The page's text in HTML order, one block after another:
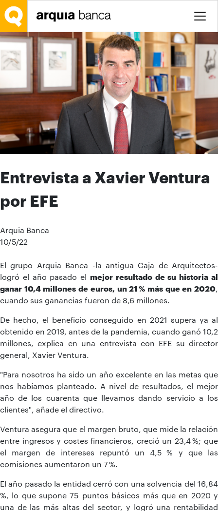
Saltar al contenido principal
Entrevista a Xavier Ventura
por EFE
Arquia Banca
10/5/22
El grupo Arquia Banca -la antigua Caja de Arquitectos-
logró el año pasado el mejor resultado de su historia al
ganar 10,4 millones de euros, un 21 % más que en 2020
cuando sus ganancias fueron de 8,6 millones.
De hecho, el beneficio conseguido en 2021 supera ya al
obtenido en 2019, antes de la pandemia, cuando ganó 10,2
millones, explica en una entrevista con EFE su director
general, Xavier Ventura.
"Para nosotros ha sido un año excelente en las metas que
nos habíamos planteado. A nivel de resultados, el mejor
año de los cuarenta que llevamos dando servicio a los
clientes", añade el directivo.
Ventura asegura que el margen bruto, que mide la relación
entre ingresos y costes financieros, creció un 23,4 %; que
el margen de intereses repuntó un 4,5 % y que las
comisiones aumentaron un 7 %.
El año pasado la entidad cerró con una solvencia del 16,84
%, lo que supone 75 puntos básicos más que en 2020 y
una de las más altas del sector, y logró una rentabilidad